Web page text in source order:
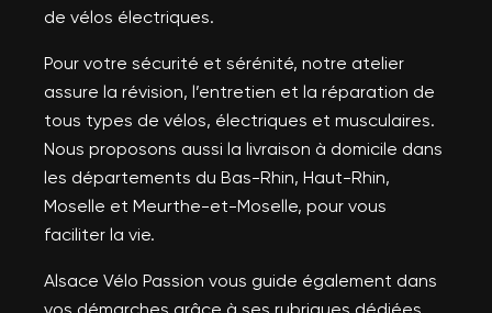
de vélos électriques.
Pour votre sécurité et sérénité, notre atelier
assure la révision, l’entretien et la réparation de
tous types de vélos, électriques et musculaires.
Nous proposons aussi la livraison à domicile dans
les départements du Bas-Rhin, Haut-Rhin,
Moselle et Meurthe-et-Moselle, pour vous
faciliter la vie.
Alsace Vélo Passion vous guide également dans
vos démarches grâce à ses rubriques dédiées